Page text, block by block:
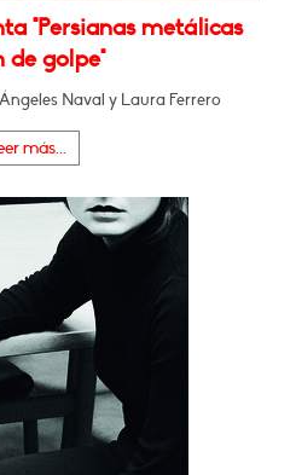
"Persianas metálicas
de golpe"
Naval y Laura Ferrero
más...